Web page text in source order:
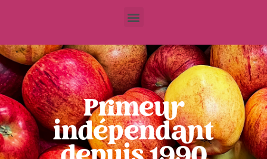
Primeur
indépendant